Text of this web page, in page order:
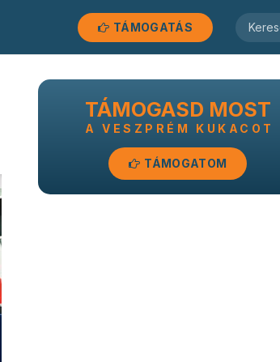
TÁMOGATÁS
TÁMOGASD MOST
A VESZPRÉM KUKACOT
TÁMOGATOM